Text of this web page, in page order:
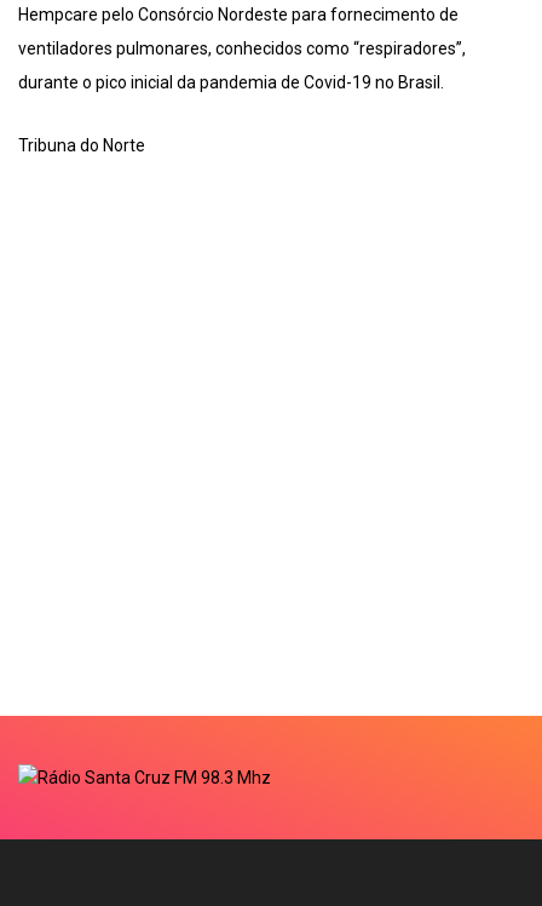
Hempcare pelo Consórcio Nordeste para fornecimento de
ventiladores pulmonares, conhecidos como “respiradores”,
durante o pico inicial da pandemia de Covid-19 no Brasil.
Tribuna do Norte